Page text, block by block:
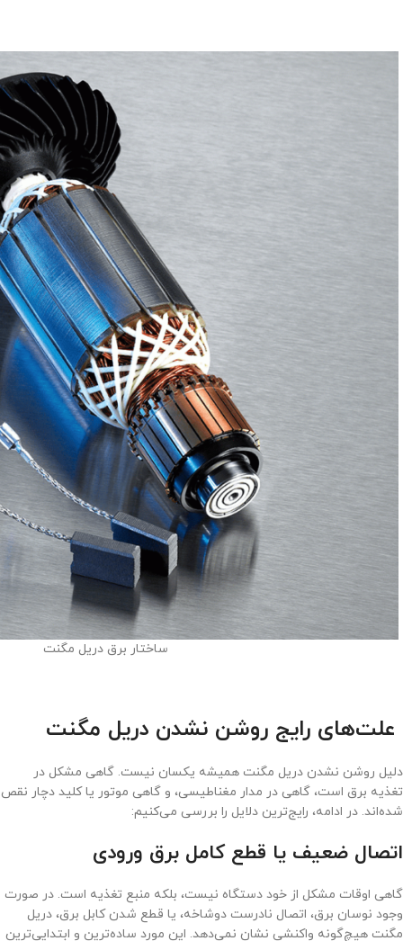
ساختار برق دریل مگنت
علت‌های رایج روشن نشدن دریل مگنت
دلیل روشن نشدن دریل مگنت همیشه یکسان نیست. گاهی مشکل در
تغذیه برق است، گاهی در مدار مغناطیسی، و گاهی موتور یا کلید دچار نقص
شده‌اند. در ادامه، رایج‌ترین دلایل را بررسی می‌کنیم:
اتصال ضعیف یا قطع کامل برق ورودی
گاهی اوقات مشکل از خود دستگاه نیست، بلکه منبع تغذیه است. در صورت
وجود نوسان برق، اتصال نادرست دوشاخه، یا قطع شدن کابل برق، دریل
مگنت هیچ‌گونه واکنشی نشان نمی‌دهد. این مورد ساده‌ترین و ابتدایی‌ترین